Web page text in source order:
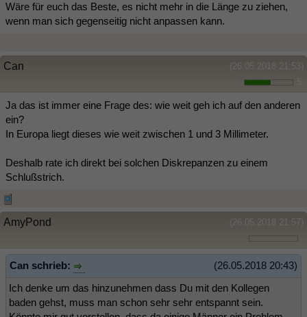
Wäre für euch das Beste, es nicht mehr in die Länge zu ziehen,
wenn man sich gegenseitig nicht anpassen kann.
(26.05.2018 21:53)
Can
Ja das ist immer eine Frage des: wie weit geh ich auf den anderen
ein?
In Europa liegt dieses wie weit zwischen 1 und 3 Millimeter.
Deshalb rate ich direkt bei solchen Diskrepanzen zu einem
Schlußstrich.
(26.05.2018 21:57)
AmyPond
(26.05.2018 20:43)
Can schrieb:
Ich denke um das hinzunehmen dass Du mit den Kollegen
baden gehst, muss man schon sehr sehr entspannt sein.